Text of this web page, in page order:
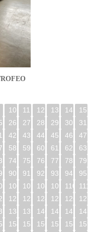
10 11 12 13 14
15
26 27 28 29 30
31
42 43 44 45 46
47
58 59 60 61 62
63
74 75 76 77 78
79
90 91 92 93 94
95
106 107 108 109 110
122 123 124 125 126
138 139 140 141 142
154 155 156 157 158